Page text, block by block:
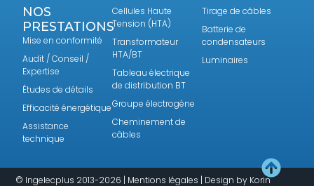
NOS
PRESTATIONS
Mise en conformité
Audit / Conseil /
Expertise
Études de détails
Efficacité énergétique
Assistance
technique
Cellules Haute
Tension (HTA)
Transformateur
HTA/BT
Tableau électrique
de distribution BT
Groupe électrogène
Cheminement de
câbles
Tirage de câbles
Batterie de
condensateurs
Luminaires
© Ingelecplus 2013-2026 | Mentions légales | Design by Korin